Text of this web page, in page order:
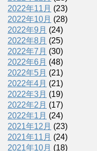
2022年11月 (23)
2022年10月 (28)
2022年9月 (24)
2022年8月 (25)
2022年7月 (30)
2022年6月 (48)
2022年5月 (21)
2022年4月 (21)
2022年3月 (19)
2022年2月 (17)
2022年1月 (24)
2021年12月 (23)
2021年11月 (24)
2021年10月 (18)